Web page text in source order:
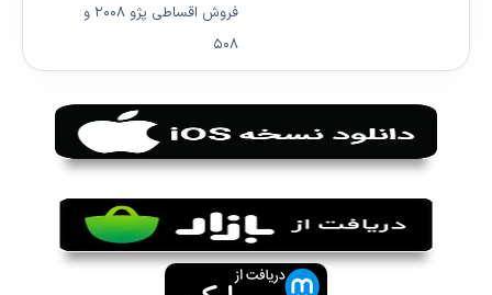
فروش اقساطی پژو ۲۰۰۸ و
۵۰۸